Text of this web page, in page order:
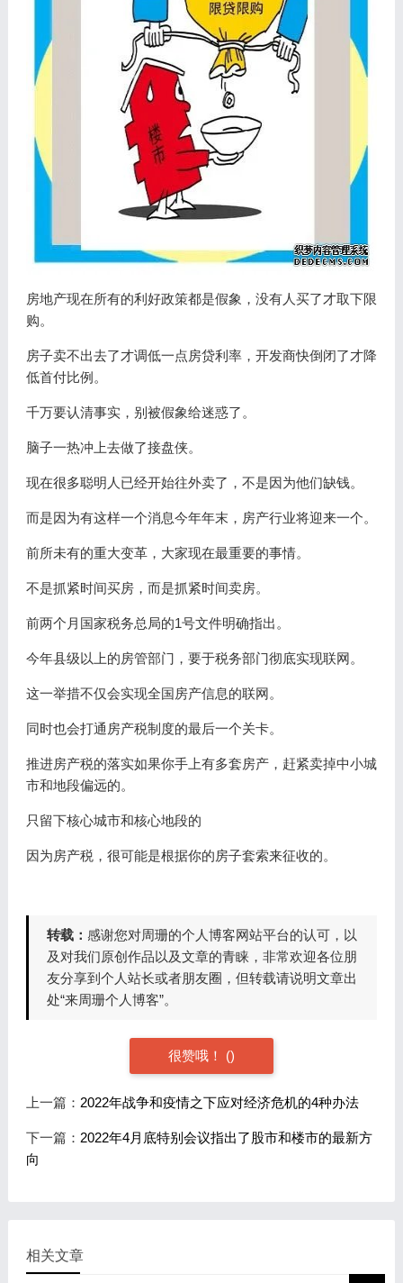
房地产现在所有的利好政策都是假象，没有人买了才取下限
购。
房子卖不出去了才调低一点房贷利率，开发商快倒闭了才降
低首付比例。
千万要认清事实，别被假象给迷惑了。
脑子一热冲上去做了接盘侠。
现在很多聪明人已经开始往外卖了，不是因为他们缺钱。
而是因为有这样一个消息今年年末，房产行业将迎来一个。
前所未有的重大变革，大家现在最重要的事情。
不是抓紧时间买房，而是抓紧时间卖房。
前两个月国家税务总局的1号文件明确指出。
今年县级以上的房管部门，要于税务部门彻底实现联网。
这一举措不仅会实现全国房产信息的联网。
同时也会打通房产税制度的最后一个关卡。
推进房产税的落实如果你手上有多套房产，赶紧卖掉中小城
市和地段偏远的。
只留下核心城市和核心地段的
因为房产税，很可能是根据你的房子套索来征收的。
转载： 感谢您对周珊的个人博客网站平台的认可，以
及对我们原创作品以及文章的青睐，非常欢迎各位朋
友分享到个人站长或者朋友圈，但转载请说明文章出
处“来周珊个人博客”。
很赞哦！ ()
上一篇： 2022年战争和疫情之下应对经济危机的4种办法
下一篇： 2022年4月底特别会议指出了股市和楼市的最新方
向
相关文章